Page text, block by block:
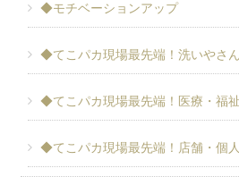
◆モチベーションアップ
◆てこパカ現場最先端！洗いやさ
◆てこパカ現場最先端！医療・福
◆てこパカ現場最先端！店舗・個